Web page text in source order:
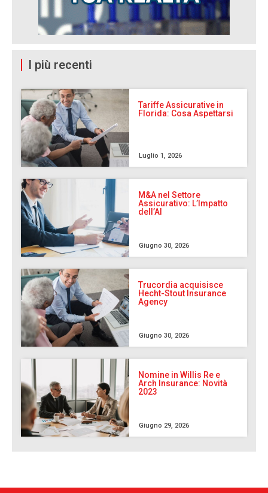
I più recenti
Tariffe Assicurative in
Florida: Cosa Aspettarsi
Luglio 1, 2026
M&A nel Settore
Assicurativo: L’Impatto
dell’AI
Giugno 30, 2026
Trucordia acquisisce
Hecht-Stout Insurance
Agency
Giugno 30, 2026
Nomine in Willis Re e
Arch Insurance: Novità
2023
Giugno 29, 2026